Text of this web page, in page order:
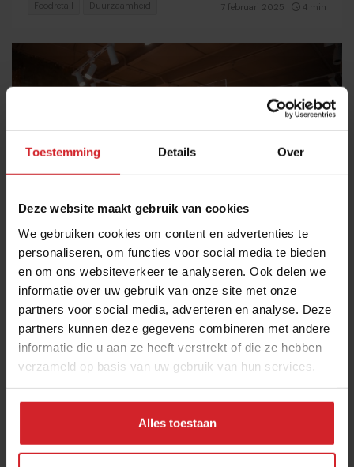
Toestemming Details Over
Deze website maakt gebruik van cookies
We gebruiken cookies om content en advertenties te
personaliseren, om functies voor social media te bieden
en om ons websiteverkeer te analyseren. Ook delen we
informatie over uw gebruik van onze site met onze
partners voor social media, adverteren en analyse. Deze
partners kunnen deze gegevens combineren met andere
informatie die u aan ze heeft verstrekt of die ze hebben
verzameld op basis van uw gebruik van hun services.
Alles toestaan
7 februari 2025 4 min
Foodretail Duurzaamheid
De kleine ambachtelijke bakker is populairder
dan ooit
Bakery trend zet door: groei van 73% voor bakkerij met open
7 februari 2025 | 3 min
On-the-go Food